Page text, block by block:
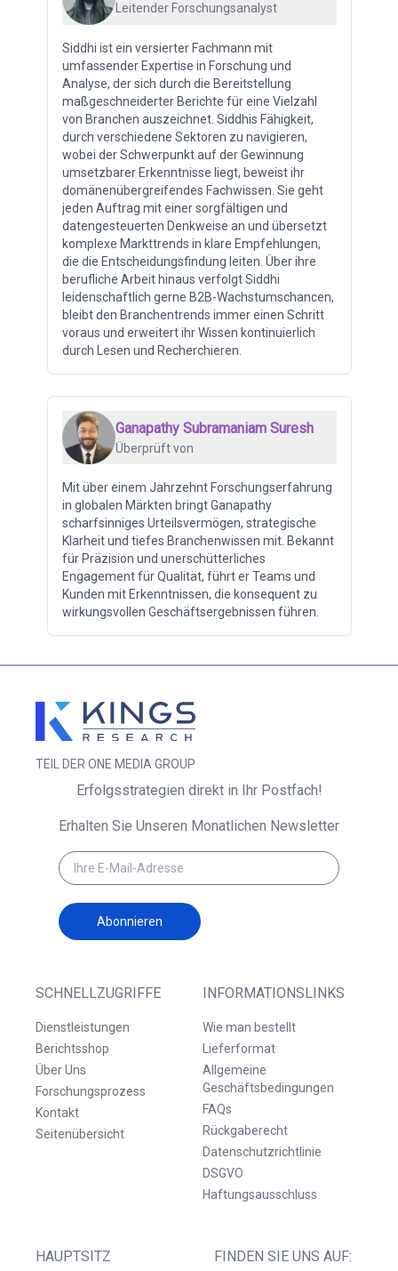
Leitender Forschungsanalyst
Siddhi ist ein versierter Fachmann mit
umfassender Expertise in Forschung und
Analyse, der sich durch die Bereitstellung
maßgeschneiderter Berichte für eine Vielzahl
von Branchen auszeichnet. Siddhis Fähigkeit,
durch verschiedene Sektoren zu navigieren,
wobei der Schwerpunkt auf der Gewinnung
umsetzbarer Erkenntnisse liegt, beweist ihr
domänenübergreifendes Fachwissen. Sie geht
jeden Auftrag mit einer sorgfältigen und
datengesteuerten Denkweise an und übersetzt
komplexe Markttrends in klare Empfehlungen,
die die Entscheidungsfindung leiten. Über ihre
berufliche Arbeit hinaus verfolgt Siddhi
leidenschaftlich gerne B2B-Wachstumschancen,
bleibt den Branchentrends immer einen Schritt
voraus und erweitert ihr Wissen kontinuierlich
durch Lesen und Recherchieren.
Ganapathy Subramaniam Suresh
Überprüft von
Mit über einem Jahrzehnt Forschungserfahrung
in globalen Märkten bringt Ganapathy
scharfsinniges Urteilsvermögen, strategische
Klarheit und tiefes Branchenwissen mit. Bekannt
für Präzision und unerschütterliches
Engagement für Qualität, führt er Teams und
Kunden mit Erkenntnissen, die konsequent zu
wirkungsvollen Geschäftsergebnissen führen.
TEIL DER ONE MEDIA GROUP
SCHNELLZUGRIFFE
Dienstleistungen
Berichtsshop
Über Uns
Forschungsprozess
Kontakt
Seitenübersicht
INFORMATIONSLINKS
Wie man bestellt
Lieferformat
Allgemeine
Geschäftsbedingungen
FAQs
Rückgaberecht
Datenschutzrichtlinie
DSGVO
Haftungsausschluss
HAUPTSITZ FINDEN SIE UNS AUF:
Erfolgsstrategien direkt in Ihr Postfach!
Erhalten Sie Unseren Monatlichen Newsletter
Abonnieren